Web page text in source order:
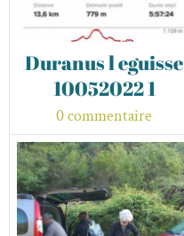
Duranus l eguisse
10052022 1
0 commentaire